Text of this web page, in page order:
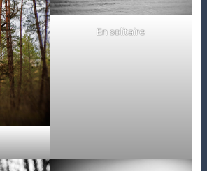
En solitaire